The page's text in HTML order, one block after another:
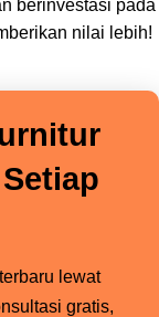
berinvestasi pada
nilai lebih!
lewat
gratis,